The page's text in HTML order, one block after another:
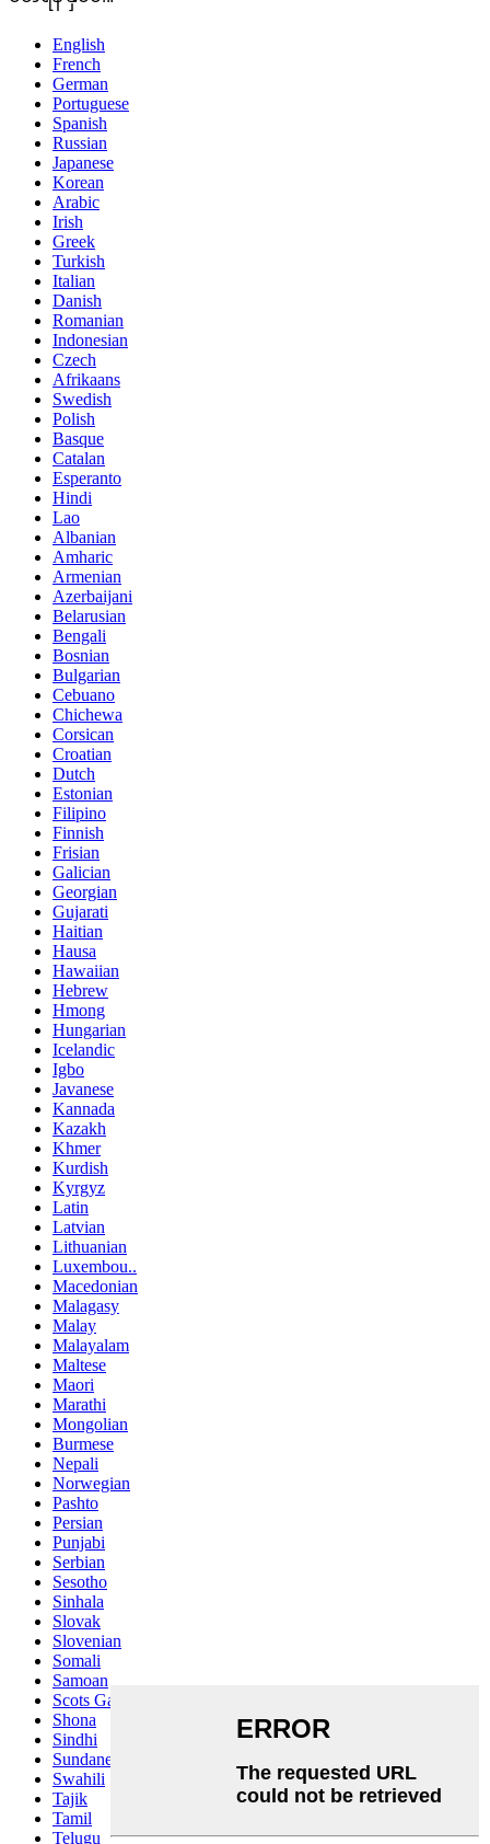
English
French
German
Portuguese
Spanish
Russian
Japanese
Korean
Arabic
Irish
Greek
Turkish
Italian
Danish
Romanian
Indonesian
Czech
Afrikaans
Swedish
Polish
Basque
Catalan
Esperanto
Hindi
Lao
Albanian
Amharic
Armenian
Azerbaijani
Belarusian
Bengali
Bosnian
Bulgarian
Cebuano
Chichewa
Corsican
Croatian
Dutch
Estonian
Filipino
Finnish
Frisian
Galician
Georgian
Gujarati
Haitian
Hausa
Hawaiian
Hebrew
Hmong
Hungarian
Icelandic
Igbo
Javanese
Kannada
Kazakh
Khmer
Kurdish
Kyrgyz
Latin
Latvian
Lithuanian
Luxembou..
Macedonian
Malagasy
Malay
Malayalam
Maltese
Maori
Marathi
Mongolian
Burmese
Nepali
Norwegian
Pashto
Persian
Punjabi
Serbian
Sesotho
Sinhala
Slovak
Slovenian
Somali
Samoan
Scots Gaelic
Shona
Sindhi
Sundanese
Swahili
Tajik
Tamil
Telugu